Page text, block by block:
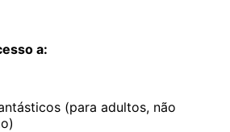
a:
(para adultos, não